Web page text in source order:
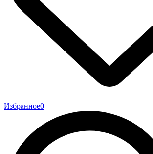
Избранное0